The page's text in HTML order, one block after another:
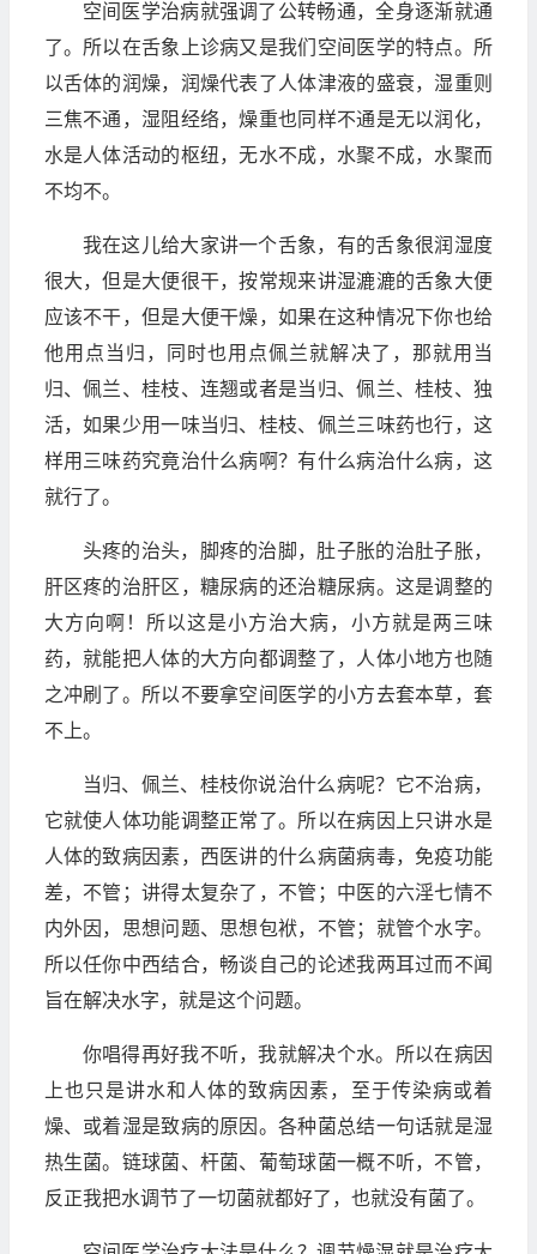
空间医学治病就强调了公转畅通，全身逐渐就通
了。所以在舌象上诊病又是我们空间医学的特点。所
以舌体的润燥，润燥代表了人体津液的盛衰，湿重则
三焦不通，湿阻经络，燥重也同样不通是无以润化，
水是人体活动的枢纽，无水不成，水聚不成，水聚而
不均不。
我在这儿给大家讲一个舌象，有的舌象很润湿度
很大，但是大便很干，按常规来讲湿漉漉的舌象大便
应该不干，但是大便干燥，如果在这种情况下你也给
他用点当归，同时也用点佩兰就解决了，那就用当
归、佩兰、桂枝、连翘或者是当归、佩兰、桂枝、独
活，如果少用一味当归、桂枝、佩兰三味药也行，这
样用三味药究竟治什么病啊？有什么病治什么病，这
就行了。
头疼的治头，脚疼的治脚，肚子胀的治肚子胀，
肝区疼的治肝区，糖尿病的还治糖尿病。这是调整的
大方向啊！所以这是小方治大病，小方就是两三味
药，就能把人体的大方向都调整了，人体小地方也随
之冲刷了。所以不要拿空间医学的小方去套本草，套
不上。
当归、佩兰、桂枝你说治什么病呢？它不治病，
它就使人体功能调整正常了。所以在病因上只讲水是
人体的致病因素，西医讲的什么病菌病毒，免疫功能
差，不管；讲得太复杂了，不管；中医的六淫七情不
内外因，思想问题、思想包袱，不管；就管个水字。
所以任你中西结合，畅谈自己的论述我两耳过而不闻
旨在解决水字，就是这个问题。
你唱得再好我不听，我就解决个水。所以在病因
上也只是讲水和人体的致病因素，至于传染病或着
燥、或着湿是致病的原因。各种菌总结一句话就是湿
热生菌。链球菌、杆菌、葡萄球菌一概不听，不管，
反正我把水调节了一切菌就都好了，也就没有菌了。